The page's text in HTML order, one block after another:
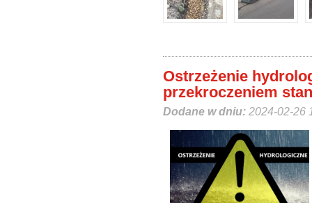
Ostrzeżenie
przekroczeniem
Dodane w dniu: 2024-02-26